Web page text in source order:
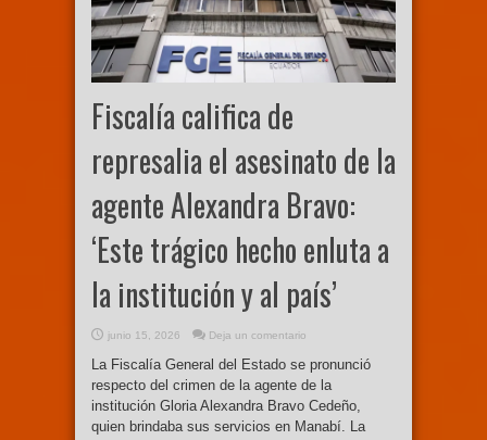
Fiscalía califica de
represalia el asesinato de la
agente Alexandra Bravo:
‘Este trágico hecho enluta a
la institución y al país’
junio 15, 2026 Deja un comentario
La Fiscalía General del Estado se pronunció
respecto del crimen de la agente de la
institución Gloria Alexandra Bravo Cedeño,
quien brindaba sus servicios en Manabí. La